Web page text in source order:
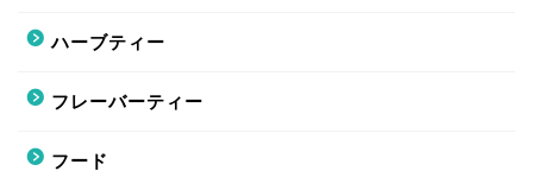
ハーブティー
フレーバーティー
フード